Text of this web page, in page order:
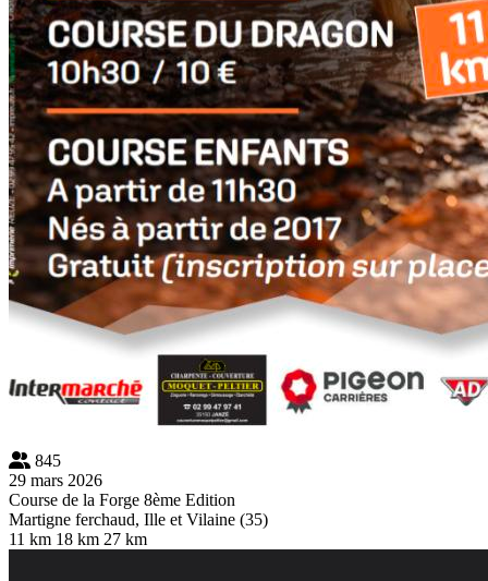
845
29 mars 2026
Course de la Forge 8ème Edition
Martigne ferchaud, Ille et Vilaine (35)
11 km 18 km 27 km